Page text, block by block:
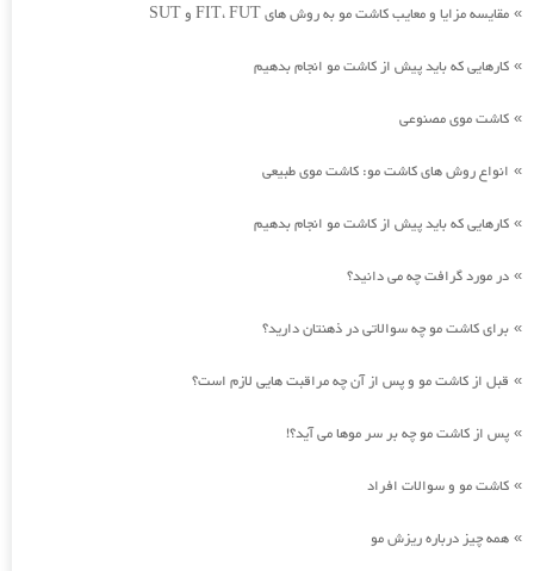
» مقایسه مزایا و معایب کاشت مو به روش های FIT، FUT و SUT
» کارهایی که باید پیش از کاشت مو انجام بدهیم
» کاشت موی مصنوعی
» انواع روش های کاشت مو: کاشت موی طبیعی
» کارهایی که باید پیش از کاشت مو انجام بدهیم
» در مورد گرافت چه می دانید؟
» برای کاشت مو چه سوالاتی در ذهنتان دارید؟
» قبل از کاشت مو و پس از آن چه مراقبت هایی لازم است؟
» پس از کاشت مو چه بر سر موها می آید؟!
» کاشت مو و سوالات افراد
» همه چیز درباره ریزش مو